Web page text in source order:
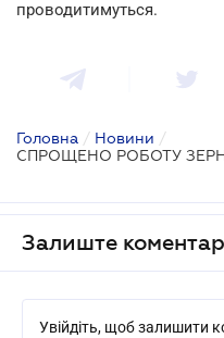
проводитимуться.
Головна / Новини /
СПРОЩЕНО РОБОТУ
Залиште коментар
Увійдіть, щоб залишити